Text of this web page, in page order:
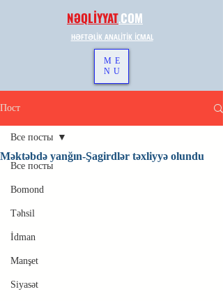
NƏQLİYYAT.COM
HƏFTƏLİK ANALİTİK İCMAL
ME
NU
Пост
Все посты
Bomond
Təhsil
İdman
Manşet
Siyasət
Все посты
Məktəbdə yanğın-Şagirdlər təxliyyə olundu